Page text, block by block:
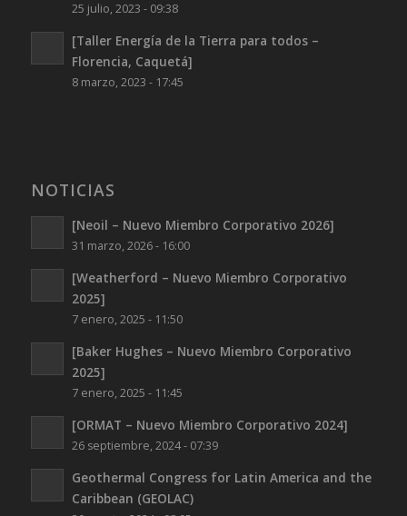
25 julio, 2023 - 09:38
[Taller Energía de la Tierra para todos –
Florencia, Caquetá]
8 marzo, 2023 - 17:45
NOTICIAS
[Neoil – Nuevo Miembro Corporativo 2026]
31 marzo, 2026 - 16:00
[Weatherford – Nuevo Miembro Corporativo
2025]
7 enero, 2025 - 11:50
[Baker Hughes – Nuevo Miembro Corporativo
2025]
7 enero, 2025 - 11:45
[ORMAT – Nuevo Miembro Corporativo 2024]
26 septiembre, 2024 - 07:39
Geothermal Congress for Latin America and the
Caribbean (GEOLAC)